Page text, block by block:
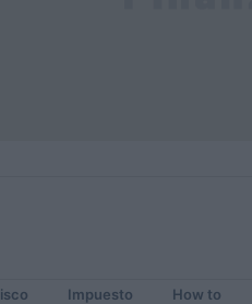
Impuesto How to